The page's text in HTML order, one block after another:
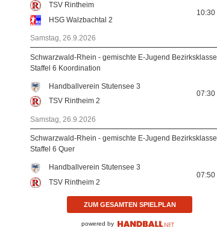
TSV Rintheim
HSG Walzbachtal 2
10:30
Samstag, 26.9.2026
Schwarzwald-Rhein - gemischte E-Jugend Bezirksklasse
Staffel 6 Koordination
Handballverein Stutensee 3
TSV Rintheim 2
07:30
Samstag, 26.9.2026
Schwarzwald-Rhein - gemischte E-Jugend Bezirksklasse
Staffel 6 Quer
Handballverein Stutensee 3
TSV Rintheim 2
07:50
ZUM GESAMTEN SPIELPLAN
powered by